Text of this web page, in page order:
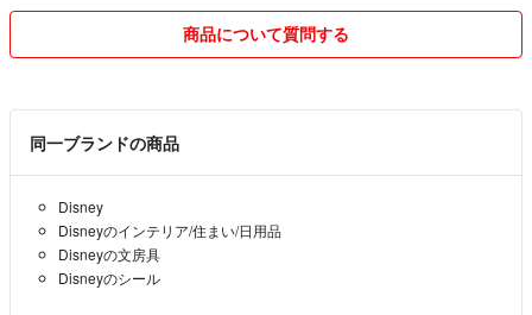
神経質な方、ご心配な方はご遠慮くださいませm(__)m
商品について質問する
同一ブランドの商品
Disney
Disneyのインテリア/住まい/日用品
Disneyの文房具
Disneyのシール